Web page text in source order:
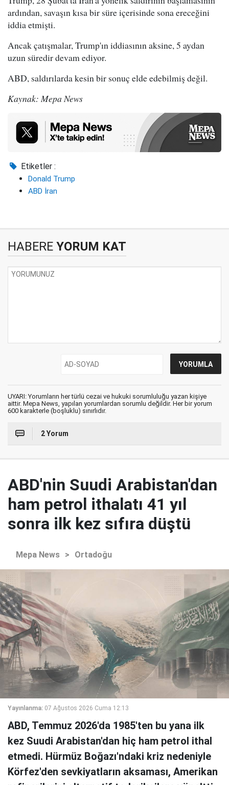
ardından, savaşın kısa bir süre içerisinde sona ereceğini
iddia etmişti.
Ancak çatışmalar, Trump'ın iddiasının aksine, 5 aydan
uzun süredir devam ediyor.
ABD, saldırılarda kesin bir sonuç elde edebilmiş değil.
Kaynak: Mepa News
Etiketler :
Donald Trump
ABD İran
HABERE YORUM KAT
UYARI: Yorumların her türlü cezai ve hukuki sorumluluğu yazan kişiye
aittir. Mepa News, yapılan yorumlardan sorumlu değildir. Her bir yorum
600 karakterle (boşluklu) sınırlıdır.
2 Yorum
ABD'nin Suudi Arabistan'dan
ham petrol ithalatı 41 yıl
sonra ilk kez sıfıra düştü
Mepa News > Ortadoğu
Yayınlanma: 07 Ağustos 2026 Cuma 12:13
ABD, Temmuz 2026'da 1985'ten bu yana ilk
kez Suudi Arabistan'dan hiç ham petrol ithal
etmedi. Hürmüz Boğazı'ndaki kriz nedeniyle
Körfez'den sevkiyatların aksaması, Amerikan